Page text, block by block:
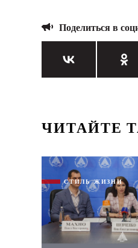
Поделиться в
ЧИТАЙТЕ
СТИЛЬ ЖИЗНИ